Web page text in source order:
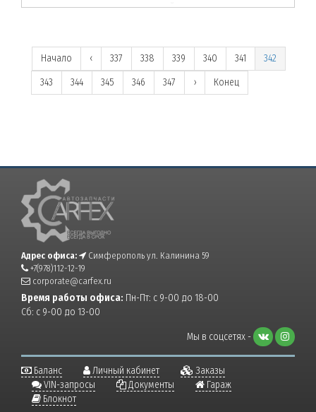
Диаметр располож. отверстий, мм:
Начало ‹ 337 338 339 340 341
342
343
344 345 346 347 › Конец
Адрес офиса:
Симферополь ул. Калинина 59
+7(978)112-12-19
corporate@carfex.ru
Время работы офиса: Пн-Пт: с 9-00 до 18-00
Сб: с 9-00 до 13-00
Мы в соцсетях -
Баланс Личный кабинет
Заказы
VIN-запросы
Документы
Гараж
Блокнот